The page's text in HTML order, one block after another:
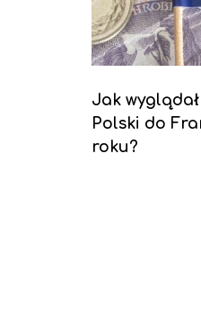
Jak
Polski do
roku?